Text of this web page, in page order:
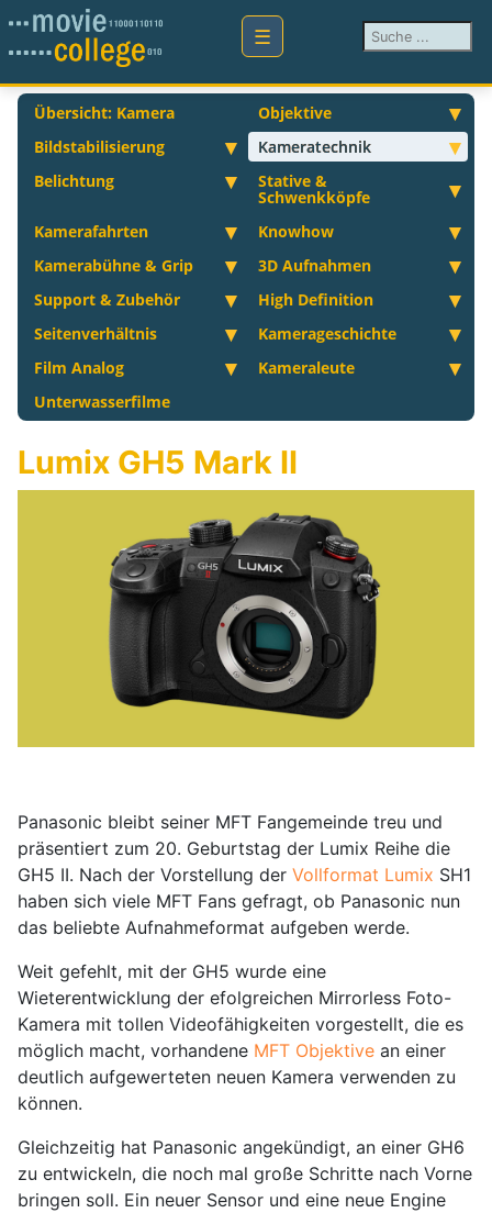
Suchen ...
Übersicht: Kamera
Objektive
Bildstabilisierung
Kameratechnik
Belichtung
Stative &
Schwenkköpfe
Kamerafahrten
Knowhow
Kamerabühne & Grip
3D Aufnahmen
Support & Zubehör
High Definition
Seitenverhältnis
Kamerageschichte
Film Analog
Kameraleute
Unterwasserfilme
Lumix GH5 Mark II
Panasonic bleibt seiner MFT Fangemeinde treu und
präsentiert zum 20. Geburtstag der Lumix Reihe die
GH5 II. Nach der Vorstellung der Vollformat Lumix SH1
haben sich viele MFT Fans gefragt, ob Panasonic nun
das beliebte Aufnahmeformat aufgeben werde.
Weit gefehlt, mit der GH5 wurde eine
Wieterentwicklung der efolgreichen Mirrorless Foto-
Kamera mit tollen Videofähigkeiten vorgestellt, die es
möglich macht, vorhandene MFT Objektive an einer
deutlich aufgewerteten neuen Kamera verwenden zu
können.
Gleichzeitig hat Panasonic angekündigt, an einer GH6
zu entwickeln, die noch mal große Schritte nach Vorne
bringen soll. Ein neuer Sensor und eine neue Engine